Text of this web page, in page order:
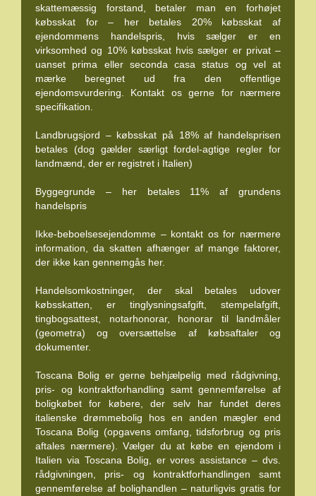
skattemæssig forstand, betaler man en forhøjet
købsskat for – her betales 20% købsskat af
ejendommens handelspris, hvis sælger er en
virksomhed og 10% købsskat hvis sælger er privat –
uanset prima eller seconda casa status og vel at
mærke beregnet ud fra den offentlige
ejendomsvurdering. Kontakt os gerne for nærmere
specifikation.
Landbrugsjord – købsskat på 18% af handelsprisen
betales (dog gælder særligt fordel-agtige regler for
landmænd, der er registret i Italien)
Byggegrunde – her betales 11% af grundens
handelspris
Ikke-beboelsesejendomme – kontakt os for nærmere
information, da skatten afhænger af mange faktorer,
der ikke kan gennemgås her.
Handelsomkostninger, der skal betales udover
købsskatten, er tinglysningsafgift, stempelafgift,
tingbogsattest, notarhonorar, honorar til landmåler
(geometra) og oversættelse af købsaftaler og
dokumenter.
Toscana Bolig er gerne behjælpelig med rådgivning,
pris- og kontraktforhandling samt gennemførelse af
boligkøbet for købere, der selv har fundet deres
italienske drømmebolig hos en anden mægler end
Toscana Bolig (opgavens omfang, tidsforbrug og pris
aftales nærmere). Vælger du at købe en ejendom i
Italien via Toscana Bolig, er vores assistance – dvs.
rådgivningen, pris- og kontraktforhandlingen samt
gennemførelse af bolighandlen – naturligvis gratis for